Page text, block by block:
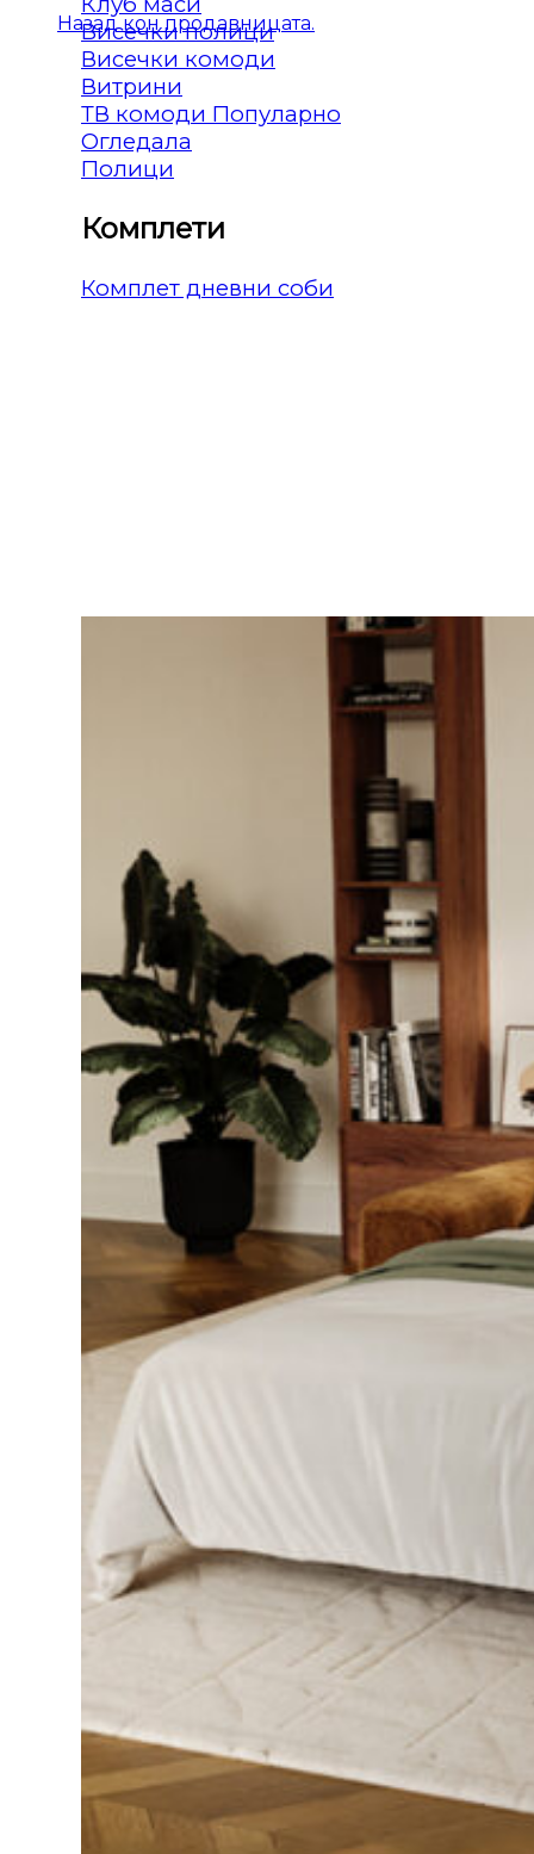
Назад кон продавницата.
Висечки полици
Висечки комоди
Витрини
ТВ комоди
Огледала
Полици
Комплети
Комплет дневни соби